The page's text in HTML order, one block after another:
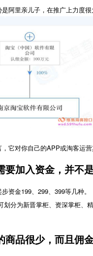
阿里亲儿子，在推广上力度很
它对你自己的APP或淘客运
要加入资金，并不
资金199、299、399等几种。
划分为新晋掌柜、资深掌柜、
品很少，而且佣金